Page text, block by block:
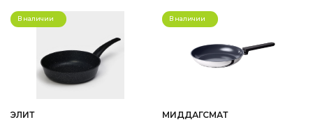
В наличии
ЭЛИТ
В наличии
МИДДАГСМАТ